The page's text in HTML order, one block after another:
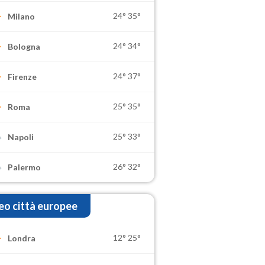
Milano 24° 35°
Bologna 24° 34°
Firenze 24° 37°
Roma 25° 35°
Napoli 25° 33°
Palermo 26° 32°
città europee
Londra 12° 25°